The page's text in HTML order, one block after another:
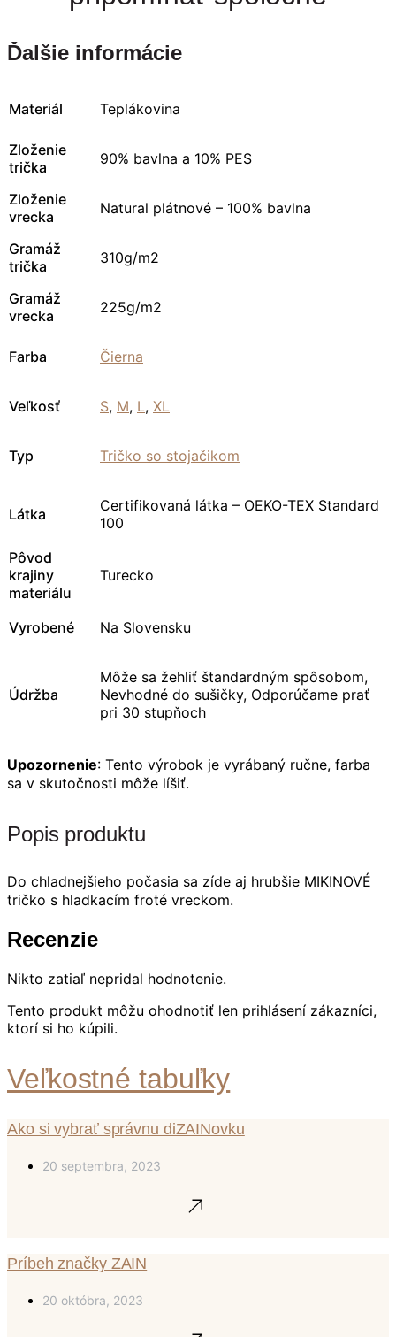
Ďalšie informácie
Materiál Teplákovina
Zloženie
trička
90% bavlna a 10% PES
Zloženie
vrecka
Natural plátnové – 100% bavlna
Gramáž
trička
310g/m2
Gramáž
vrecka
225g/m2
Farba Čierna
Veľkosť S, M, L, XL
Typ Tričko so stojačikom
Látka
Certifikovaná látka – OEKO-TEX Standard
100
Pôvod
krajiny
materiálu
Turecko
Vyrobené Na Slovensku
Údržba
Môže sa žehliť štandardným spôsobom,
Nevhodné do sušičky, Odporúčame prať
pri 30 stupňoch
Upozornenie: Tento výrobok je vyrábaný ručne, farba
sa v skutočnosti môže líšiť.
Popis produktu
Do chladnejšieho počasia sa zíde aj hrubšie MIKINOVÉ
tričko s hladkacím froté vreckom.
Recenzie
Nikto zatiaľ nepridal hodnotenie.
Tento produkt môžu ohodnotiť len prihlásení zákazníci,
ktorí si ho kúpili.
Veľkostné tabuľky
Ako si vybrať správnu diZAINovku
20 septembra, 2023